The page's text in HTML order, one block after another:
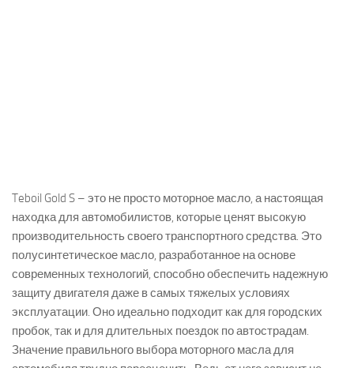
Teboil Gold S – это не просто моторное масло, а настоящая
находка для автомобилистов, которые ценят высокую
производительность своего транспортного средства. Это
полусинтетическое масло, разработанное на основе
современных технологий, способно обеспечить надежную
защиту двигателя даже в самых тяжелых условиях
эксплуатации. Оно идеально подходит как для городских
пробок, так и для длительных поездок по автострадам.
Значение правильного выбора моторного масла для